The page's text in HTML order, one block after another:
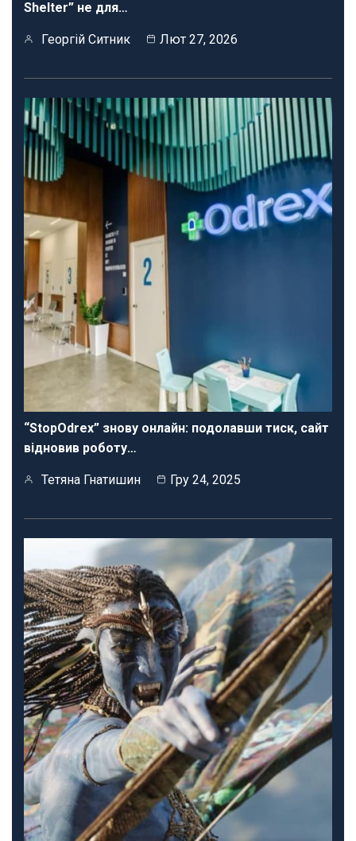
Shelter” не для…
Георгій Ситник Лют 27, 2026
“StopOdrex” знову онлайн: подолавши тиск, сайт
відновив роботу…
Тетяна Гнатишин Гру 24, 2025